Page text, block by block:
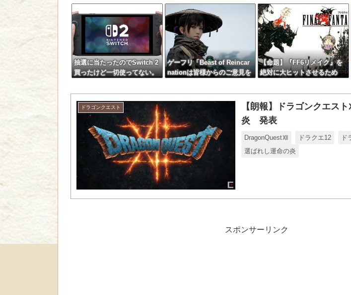
抽選に当たったのでSwitch 2
買ったけど一切使ってない。
ゲーフリ「Beast of Reincar
nationは皆様からのご意見を
プデートを予定」
【命題】『FF6リメイク』を
絶対に大ヒットさせるため
ドラゴンクエスト
【朗報】ドラゴンクエス
炎 発表
DragonQuestⅫ ドラクエ12 ド
選ばれし運命の炎
スポンサーリンク